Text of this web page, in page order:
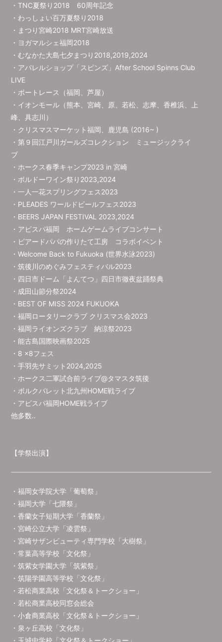
・TNC夏祭り2018 60周年記念
・わっしょい百万夏祭り2018
・まつり宮崎2018 MRT宮崎放送
・ヨガマルシェ福岡2018
・むなかた大島七夕まつり2018,2019,2024
・アパレルショップ「スピンズ」After School Spinns Club
LIVE
・ボートレース（福岡、芦屋）
・イオンモール（熊本、宮崎、原、若松、志摩、香椎浜、上
峰、具志川）
・クリスマスマーケット福岡、鹿児島 (2016~ )
・第９回江戸川ガールズコレクション ミュージックライ
ブ
・ホークス春季キャンプ2023 in 宮崎
・ボルドーワイン祭り2023,2024
・一人一花スプリングフェス2023
・PLEADES ワールドビールフェス2023
・BEERS JAPAN FESTIVAL 2023,2024
・アビスパ福岡 ホームゲームライブコンサート
・ビアードパパの作りたて工房 コラボイベント
・Welcome Back to Fukuoka (世界水泳2023)
・筑後川のめぐみフェスティバル2023
・四日市ドーム「よんてつ」四日市徹夜盆踊祭典
・成田山節分祭2024
・BEST OF MISS 2024 FUKUOKA
・福岡ロータリークラブ クリスマス会2023
・福岡ライオンズクラブ 納涼祭2023
・能古島国際映画祭2025
・8 ×8フェス
・手羽先サミット2024,2025
・ホークス二軍試合前ライブ@タマスタ筑後
・ボルクバレット北九州HOME戦ライブ
・アビスパ福岡HOME戦ライブ
他多数..
【学祭出演】
・福岡女学院大学「葡萄祭」
・福岡大学「七隈祭」
・香蘭女子短期大学「香蘭祭」
・宮崎公立大学「凌雲祭」
・宮崎サザンビューティ専門学校「大樹祭」
・常葉高等学校「文化祭」
・筑紫女学園大学「筑紫祭」
・筑陽学園高等学校「文化祭」
・若松商業高校「文化祭＆トークショー」
・若松商業高校同窓会総会
・小倉商業高校「文化祭＆トークショー」
・泉ヶ丘高校「文化祭」
・玉城中学校「文化祭＆トークショー」